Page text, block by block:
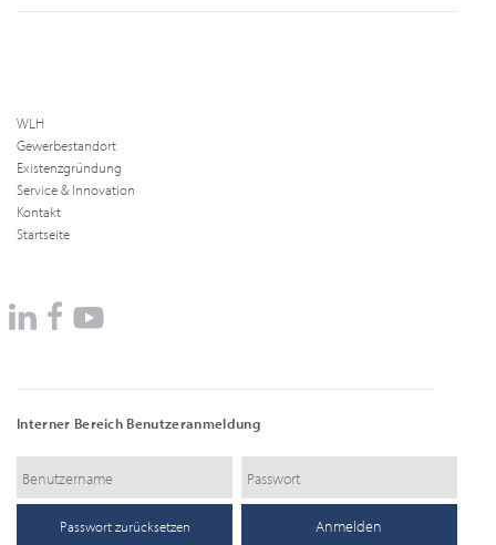
WLH
Gewerbestandort
Existenzgründung
Service & Innovation
Kontakt
Startseite
Interner Bereich Benutzeranmeldung
Passwort zurücksetzen